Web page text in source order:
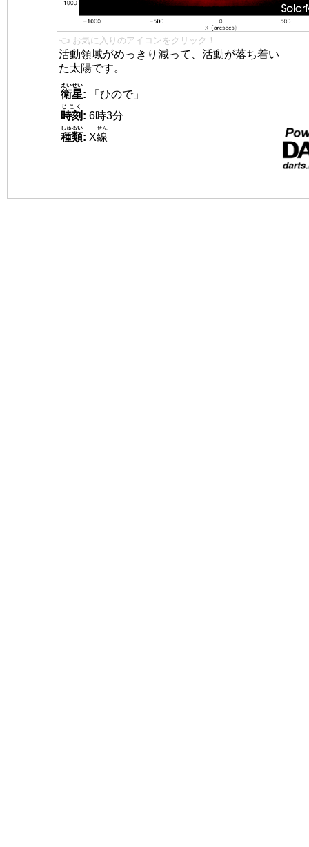
👈 お気に入りのアイコンをクリック！
活動領域がめっきり減って、活動が落ち着い
た太陽です。
衛星
えいせい
:
「ひので」
時刻
じこく
: 6時3分
種類
しゅるい
: X線
せん